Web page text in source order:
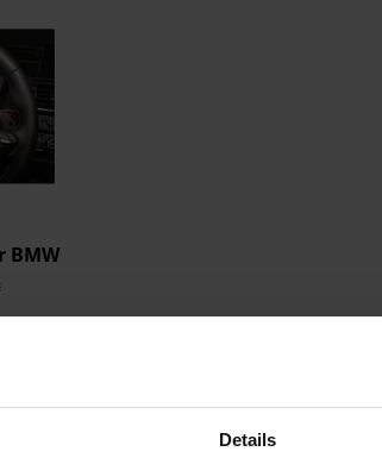
Details
BMW